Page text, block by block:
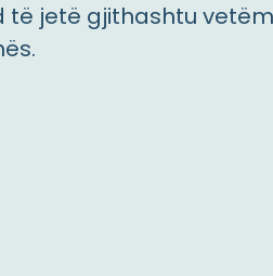
të jetë gjithashtu